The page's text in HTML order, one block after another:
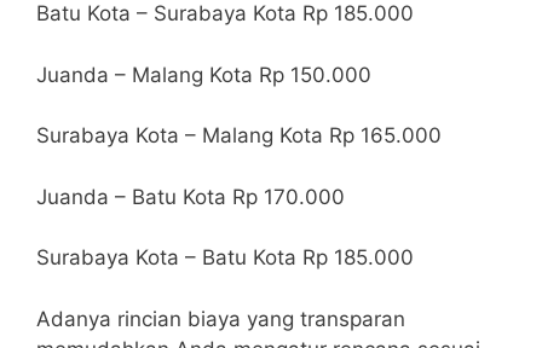
Batu Kota – Surabaya Kota Rp 185.000
Juanda – Malang Kota Rp 150.000
Surabaya Kota – Malang Kota Rp 165.000
Juanda – Batu Kota Rp 170.000
Surabaya Kota – Batu Kota Rp 185.000
Adanya rincian biaya yang transparan